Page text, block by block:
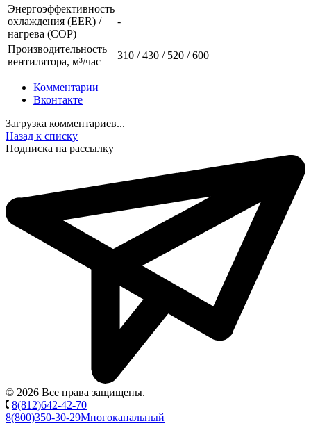
Энергоэффективность
охлаждения (EER) /
нагрева (COP)
-
Производительность
вентилятора, м³/час
310 / 430 / 520 / 600
Комментарии
Вконтакте
Загрузка комментариев...
Назад к списку
Подписка на рассылку
© 2026 Все права защищены.
8(812)642-42-70
8(800)350-30-29Многоканальный